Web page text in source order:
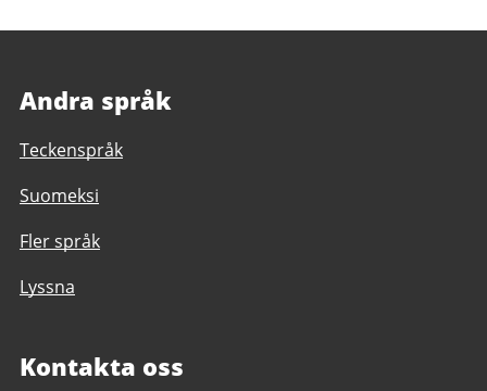
Andra språk
Teckenspråk
Suomeksi
Fler språk
Lyssna
Kontakta oss